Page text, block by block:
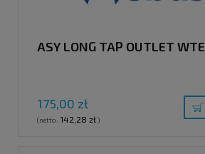
ASY LONG TAP OUTLET WTE
175,00 zł
(netto: 142,28 zł)